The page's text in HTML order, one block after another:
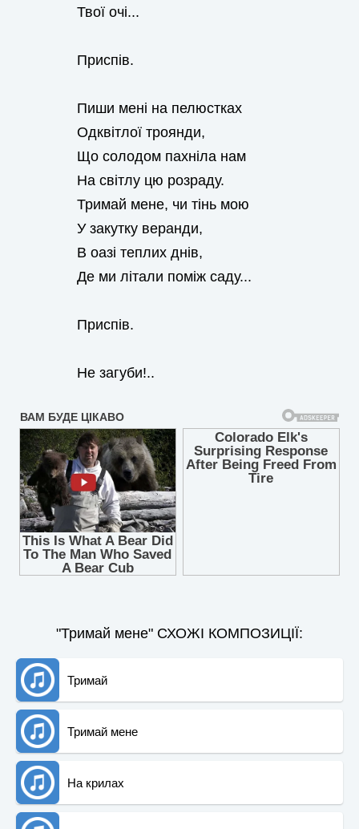
Твої очі...
Приспів.
Пиши мені на пелюстках
Одквітлої троянди,
Що солодом пахніла нам
На світлу цю розраду.
Тримай мене, чи тінь мою
У закутку веранди,
В оазі теплих днів,
Де ми літали поміж саду...
Приспів.
Не загуби!..
"Тримай мене" СХОЖІ КОМПОЗИЦІЇ:
Тримай
Тримай мене
На крилах